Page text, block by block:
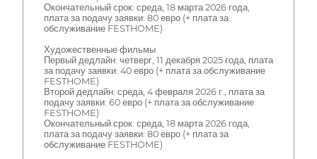
Окончательный срок: среда, 18 марта 2026 года,
плата за подачу заявки: 80 евро (+ плата за
обслуживание FESTHOME)
Художественные фильмы
Первый дедлайн: четверг, 11 декабря 2025 года, плата
за подачу заявки: 40 евро (+ плата за обслуживание
FESTHOME)
Второй дедлайн: среда, 4 февраля 2026 г., плата за
подачу заявки: 60 евро (+ плата за обслуживание
FESTHOME)
Окончательный срок: среда, 18 марта 2026 года,
плата за подачу заявки: 80 евро (+ плата за
обслуживание FESTHOME)